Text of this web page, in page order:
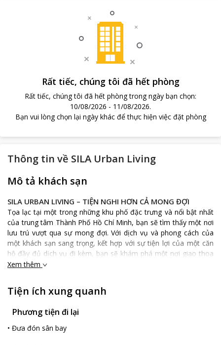
Rất tiếc, chúng tôi đã hết phòng
Rất tiếc, chúng tôi đã hết phòng trong ngày bạn chọn:
10/08/2026 - 11/08/2026.
Bạn vui lòng chọn lại ngày khác để thực hiện việc đặt phòng
Thông tin về SILA Urban Living
Mô tả khách sạn
SILA URBAN LIVING – TIỆN NGHI HƠN CẢ MONG ĐỢI
Tọa lạc tại một trong những khu phố đặc trưng và nổi bật nhất
của trung tâm Thành Phố Hồ Chí Minh, bạn sẽ tìm thấy một nơi
lưu trú vượt qua sự mong đợi. Với dịch vụ và phong cách của
một khách sạn sang trọng, kết hợp với sự tiện lợi của một căn
hộ đầy đủ dịch vụ đi kèm, bạn sẽ khám phá một nơi giao thoa
hài hòa trong phong cách sống.
cách sống.
Ngay khi dừng chân tại khách sạn, bạn lập tức trở thành một
phần của cộng đồng SILA. Bạn sẽ được chào đón bằng nụ cười
giới. Chúng tôi hân hạnh được đón tiếp và phục vụ quý khách
Xem thêm
Tiện ích xung quanh
Phương tiện đi lại
• Đưa đón sân bay